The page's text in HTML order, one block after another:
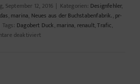
September 12, 2016 | Kategorien: Designfehler,
, marina, Neues aus der Buchstabenfabrik., pr-
Tags: Dagobert Duck, marina, renault,Trafic,
deaktiviertfür